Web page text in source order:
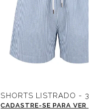
SHORTS LISTRADO -
CADASTRE-SE PARA VER O